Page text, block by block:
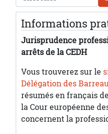
Informations
Jurisprudence
arrêts de la CEDH
Vous trouverez sur le
Délégation des
résumés en français
la Cour européenne
concernent la